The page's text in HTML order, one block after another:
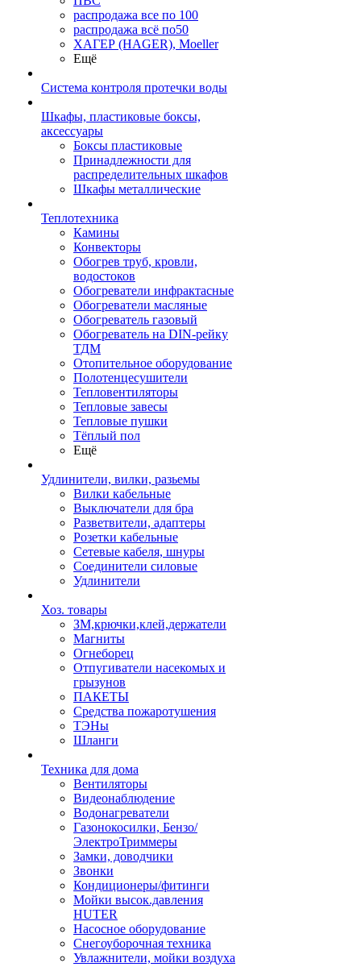
распродажа все по 100
распродажа всё по50
ХАГЕР (HAGER), Moeller
Ещё
Система контроля протечки воды
Шкафы, пластиковые боксы,
аксессуары
Боксы пластиковые
Принадлежности для
распределительных шкафов
Шкафы металлические
Теплотехника
Камины
Конвекторы
Обогрев труб, кровли,
водостоков
Обогреватели инфрактасные
Обогреватели масляные
Обогреватель газовый
Обогреватель на DIN-рейку
ТДМ
Отопительное оборудование
Полотенцесушители
Тепловентиляторы
Тепловые завесы
Тепловые пушки
Тёплый пол
Ещё
Удлинители, вилки, разьемы
Вилки кабельные
Выключатели для бра
Разветвители, адаптеры
Розетки кабельные
Сетевые кабеля, шнуры
Соединители силовые
Удлинители
Хоз. товары
ЗМ,крючки,клей,держатели
Магниты
Огнеборец
Отпугиватели насекомых и
грызунов
ПАКЕТЫ
Средства пожаротушения
ТЭНы
Шланги
Техника для дома
Вентиляторы
Видеонаблюдение
Водонагреватели
Газонокосилки, Бензо/
ЭлектроТриммеры
Замки, доводчики
Звонки
Кондиционеры/фитинги
Мойки высок.давления
HUTER
Насосное оборудование
Снегоуборочная техника
Увлажнители, мойки воздуха